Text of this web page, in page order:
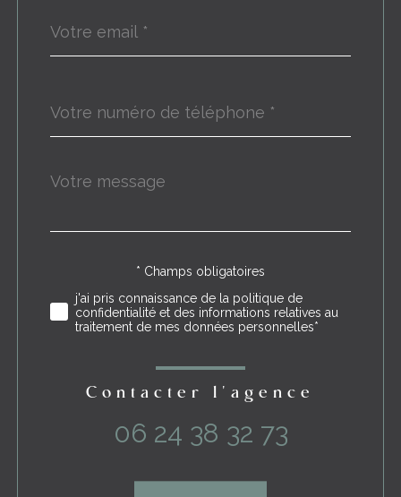
*
*
Fieldset
défaut
Message
*
Validation* Champs obligatoires
j'ai pris connaissance de la politique de
confidentialité et des informations relatives au
traitement de mes données personnelles*
Contacter l'agence
06 24 38 32 73